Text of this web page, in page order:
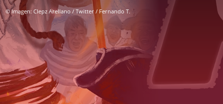
© Imagen: Clepz Arellano / Twitter / Fernando T.